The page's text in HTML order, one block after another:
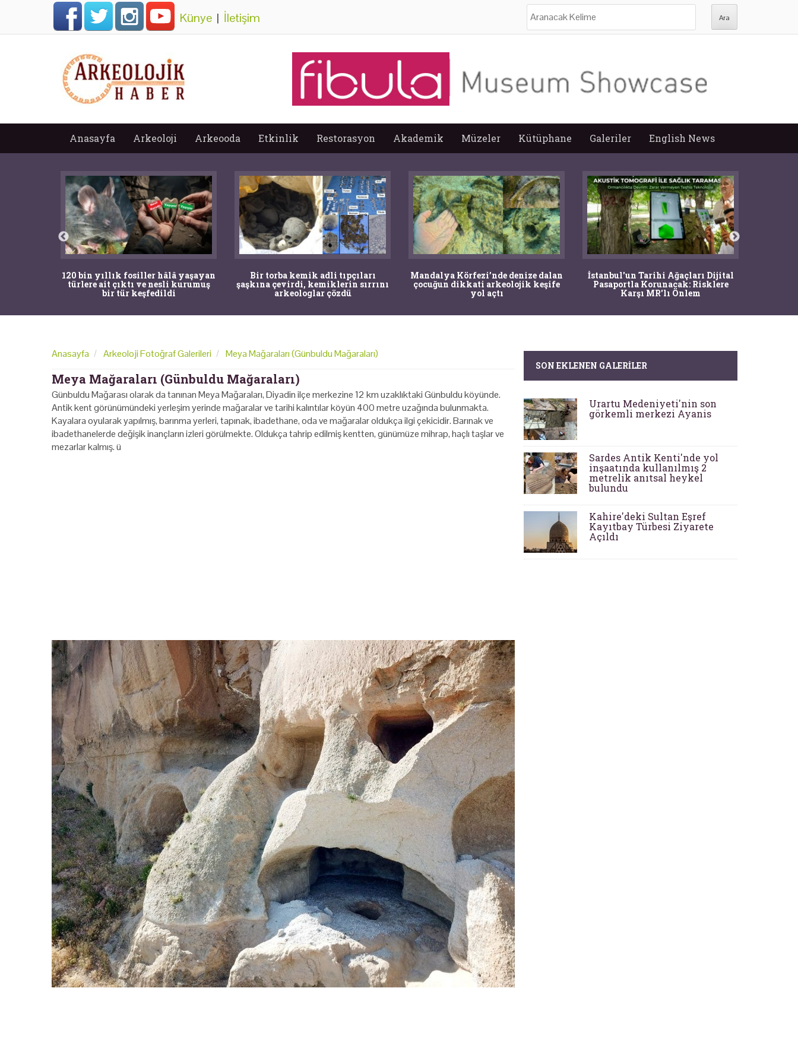
Künye | İletişim
Anasayfa Arkeoloji Arkeooda Etkinlik Restorasyon Akademik Müzeler Kütüphane Galeriler English News
120 bin yıllık fosiller hâlâ yaşayan
türlere ait çıktı ve nesli kurumuş
bir tür keşfedildi
Bir torba kemik adli tıpçıları
şaşkına çevirdi, kemiklerin sırrını
arkeologlar çözdü
Mandalya Körfezi’nde denize dalan
çocuğun dikkati arkeolojik keşife
yol açtı
İstanbul'un Tarihi Ağaçları Dijital
Pasaportla Korunacak: Risklere
Karşı MR'lı Önlem
Anasayfa Arkeoloji Fotoğraf Galerileri Meya Mağaraları (Günbuldu Mağaraları)
Meya Mağaraları (Günbuldu Mağaraları)
Günbuldu Mağarası olarak da tanınan Meya Mağaraları, Diyadin ilçe merkezine 12 km uzaklıktaki Günbuldu köyünde.
Antik kent görünümündeki yerleşim yerinde mağaralar ve tarihi kalıntılar köyün 400 metre uzağında bulunmakta.
Kayalara oyularak yapılmış, barınma yerleri, tapınak, ibadethane, oda ve mağaralar oldukça ilgi çekicidir. Barınak ve
ibadethanelerde değişik inançların izleri görülmekte. Oldukça tahrip edilmiş kentten, günümüze mihrap, haçlı taşlar ve
mezarlar kalmış. ü
SON EKLENEN GALERILER
Urartu Medeniyeti'nin son
görkemli merkezi Ayanis
Sardes Antik Kenti'nde yol
inşaatında kullanılmış 2
metrelik anıtsal heykel
bulundu
Kahire'deki Sultan Eşref
Kayıtbay Türbesi Ziyarete
Açıldı